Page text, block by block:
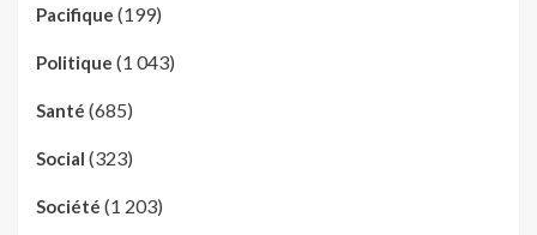
Pacifique (199)
Politique (1 043)
Santé (685)
Social (323)
Société (1 203)